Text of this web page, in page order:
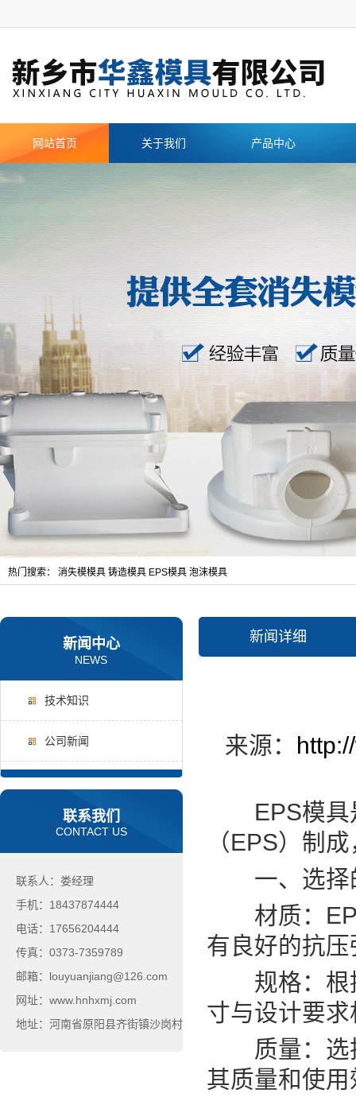
网站首页 关于我们 产品中心
热门搜索： 消失模模具 铸造模具 EPS模具 泡沫模具
新闻中心
NEWS
技术知识
公司新闻
联系我们
CONTACT US
联系人：娄经理
手机：18437874444
电话：17656204444
传真：0373-7359789
邮箱：louyuanjiang@126.com
网址：www.hnhxmj.com
地址：河南省原阳县齐街镇沙岗村
新闻详细
来源：
EPS模具是
（EPS）制
一、选择
材质：EPS
有良好的抗
规格：根据
寸与设计要
质量：选择
其质量和使